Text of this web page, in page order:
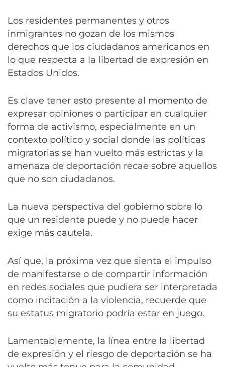
Los residentes permanentes y otros
inmigrantes no gozan de los mismos
derechos que los ciudadanos americanos en
lo que respecta a la libertad de expresión en
Estados Unidos.
Es clave tener esto presente al momento de
expresar opiniones o participar en cualquier
forma de activismo, especialmente en un
contexto político y social donde las políticas
migratorias se han vuelto más estrictas y la
amenaza de deportación recae sobre aquellos
que no son ciudadanos.
La nueva perspectiva del gobierno sobre lo
que un residente puede y no puede hacer
exige más cautela.
Así que, la próxima vez que sienta el impulso
de manifestarse o de compartir información
en redes sociales que pudiera ser interpretada
como incitación a la violencia, recuerde que
su estatus migratorio podría estar en juego.
Lamentablemente, la línea entre la libertad
de expresión y el riesgo de deportación se ha